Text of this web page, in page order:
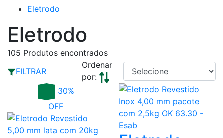
Eletrodo
Eletrodo
105 Produtos encontrados
FILTRAR
Ordenar
por:
30%
OFF